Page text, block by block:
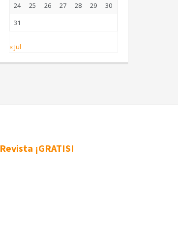
24
25 26 27 28 29
30
31
« Jul
Revista ¡GRATIS!